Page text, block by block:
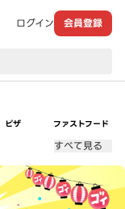
ログイン 会員登録
ピザ ファストフード
すべて見る